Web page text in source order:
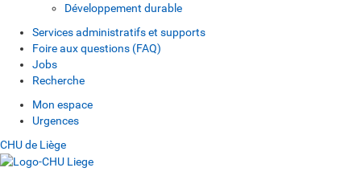
Développement durable
Services administratifs et supports
Foire aux questions (FAQ)
Jobs
Recherche
Mon espace
Urgences
CHU de Liège